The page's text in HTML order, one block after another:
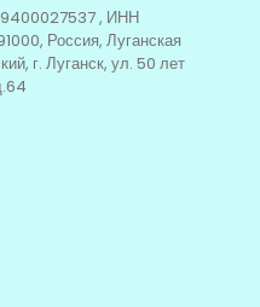
, ИНН
Россия, Луганская
г. Луганск, ул. 50 лет